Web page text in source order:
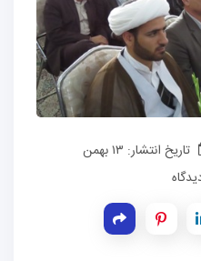
تاریخ انتشار: ۱۳ بهمن